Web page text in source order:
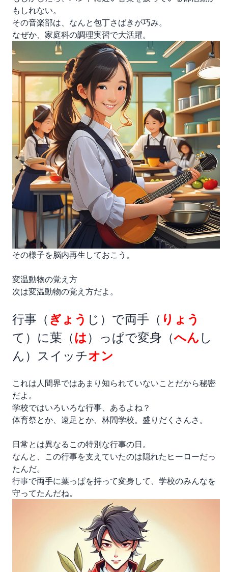
もしれない。
その音楽部は、なんと包丁さばきが巧み。
なぜか、家庭科の調理実習で大活躍。
その様子を脳内再生しておこう。
変温動物の覚え方
次は変温動物の覚え方だよ。
行事（ぎょう じ）で両手（ りょう
て）に葉（は）っぱで変身（へんし
ん）スイッチオン
これは人間界ではあまり知られていないことだから秘密
だよ。
学校ではいろいろな行事、あるよね？
体育祭とか、遠足とか、林間学校。盛りだくさんさ。
日常とは異なるこの特別な行事の日。
なんと、この行事を支えていたのは隠れたヒーローだっ
たんだ。
行事で両手に葉っぱを持って変身して、学校のみんなを
守ってたんだね。